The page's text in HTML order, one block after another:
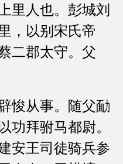
里人也。彭城刘
，以别宋氏帝
二郡太守。父
悛从事。随父勔
功拜驸马都尉。
安王司徒骑兵参